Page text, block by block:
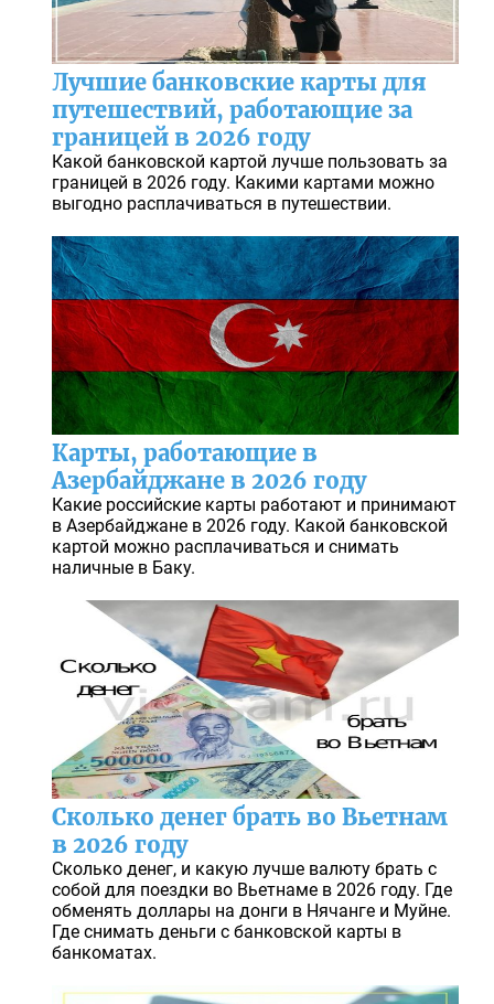
Лучшие банковские карты для
путешествий, работающие за
границей в 2026 году
Какой банковской картой лучше пользовать за
границей в 2026 году. Какими картами можно
выгодно расплачиваться в путешествии.
Карты, работающие в
Азербайджане в 2026 году
Какие российские карты работают и принимают
в Азербайджане в 2026 году. Какой банковской
картой можно расплачиваться и снимать
наличные в Баку.
Сколько денег брать во Вьетнам
в 2026 году
Сколько денег, и какую лучше валюту брать с
собой для поездки во Вьетнаме в 2026 году. Где
обменять доллары на донги в Нячанге и Муйне.
Где снимать деньги с банковской карты в
банкоматах.